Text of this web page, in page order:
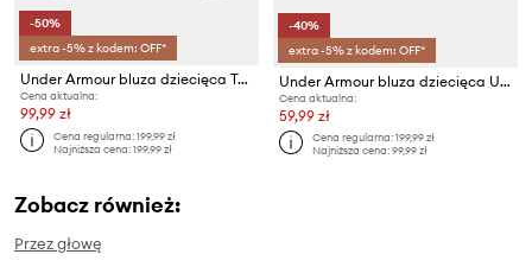
-50%
extra -5% z kodem: OFF*
Under Armour bluza dziecięca Tech Graphic 1
Cena aktualna:
99,99 zł
Cena regularna:199,99 zł
Najniższa cena:199,99 zł
-40%
extra -5% z kodem: OFF*
Under Armour bluza dziecięca UA Rival Fleece Crop
Cena aktualna:
59,99 zł
Cena regularna:199,99 zł
Najniższa cena:99,99 zł
Zobacz również:
Przez głowę